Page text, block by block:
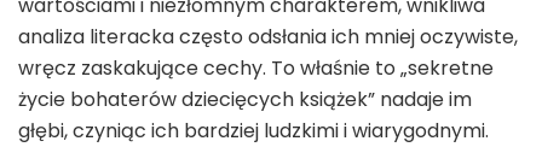
analiza literacka często odsłania ich mniej oczywiste,
wręcz zaskakujące cechy. To właśnie to „sekretne
życie bohaterów dziecięcych książek” nadaje im
głębi, czyniąc ich bardziej ludzkimi i wiarygodnymi.